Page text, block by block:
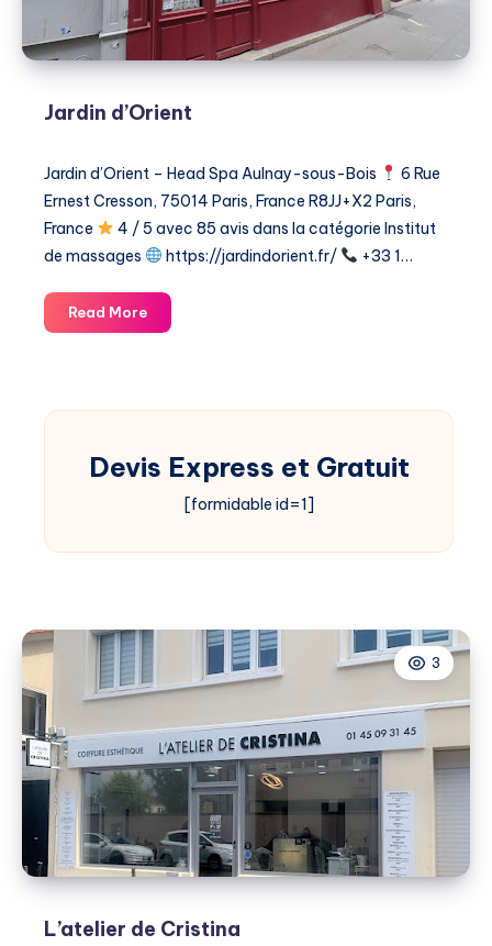
Jardin d’Orient
Jardin d’Orient – Head Spa Aulnay-sous-Bois
6 Rue
Ernest Cresson, 75014 Paris, France R8JJ+X2 Paris,
France
4 / 5 avec 85 avis dans la catégorie ​Institut
de massages
https://jardindorient.fr/ +33 1…
Read MoreJardin
d’Orient
Devis Express et Gratuit
[formidable id=1]
3
L’atelier de Cristina